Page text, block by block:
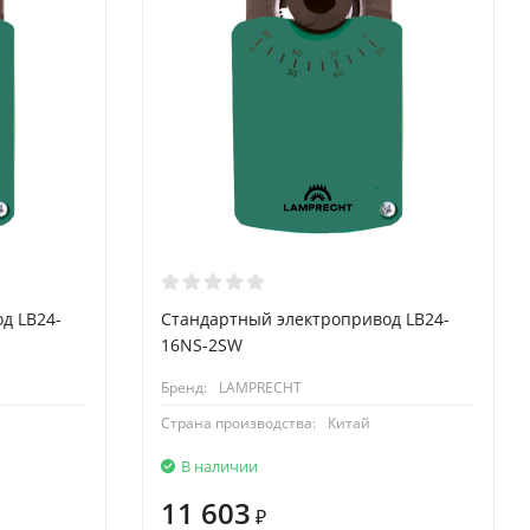
LB24-
Стандартный электропривод LB24-
16NS-2SW
Бренд:
LAMPRECHT
Страна производства:
Китай
В наличии
11 603 ₽